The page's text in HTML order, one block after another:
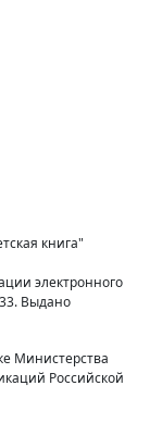
книга"
электронного
Выдано
Министерства
Российской